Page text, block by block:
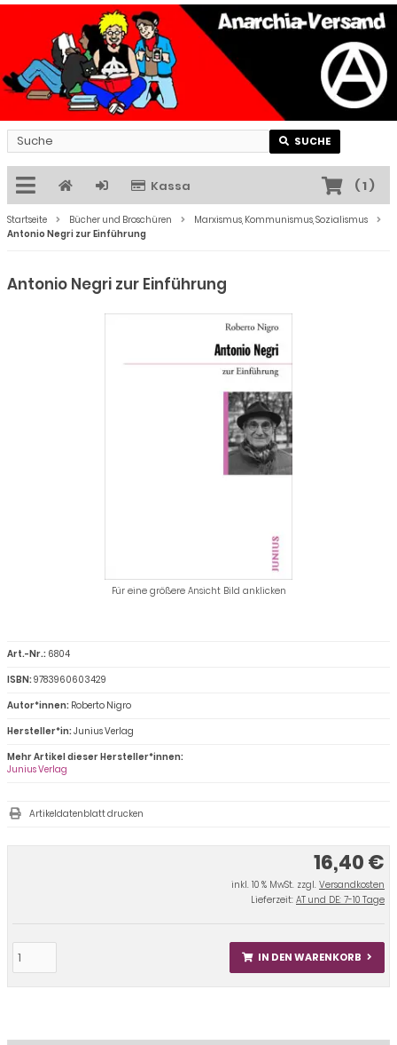
SUCHE
Kassa (1)
Startseite Bücher und Broschüren
Marxismus, Kommunismus, Sozialismus
Antonio Negri zur Einführung
Antonio Negri zur Einführung
Für eine größere Ansicht Bild anklicken
16,40 €
inkl. 10 % MwSt. zzgl. Versandkosten
Lieferzeit: AT und DE: 7-10 Tage
IN DEN WARENKORB
Art.-Nr.: 6804
ISBN:9783960603429
Autor*innen: Roberto Nigro
Hersteller*in:Junius Verlag
Mehr Artikel dieser Hersteller*innen:
Junius Verlag
Artikeldatenblatt drucken